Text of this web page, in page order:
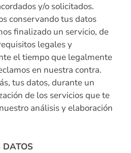
y/o solicitados.
conservando tus datos
finalizado un servicio, de
legales y
el tiempo que legalmente
en nuestra contra.
tus datos, durante un
de los servicios que te
análisis y elaboración
DATOS